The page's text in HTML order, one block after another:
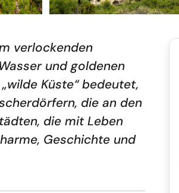
verlockenden
und goldenen
Küste“ bedeutet,
die an den
die mit Leben
Geschichte und